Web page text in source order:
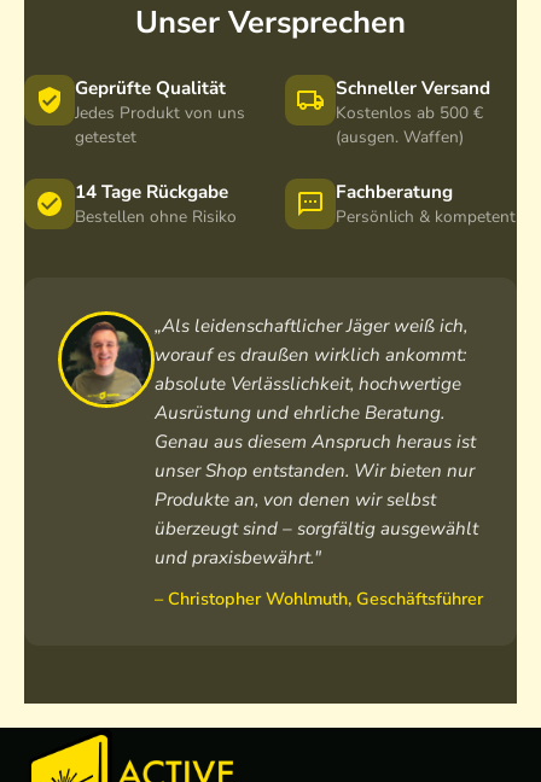
Unser Versprechen
Geprüfte Qualität
Jedes Produkt von uns
getestet
Schneller Versand
Kostenlos ab 500 €
(ausgen. Waffen)
14 Tage Rückgabe
Bestellen ohne Risiko
Fachberatung
Persönlich & kompetent
„Als leidenschaftlicher Jäger weiß ich,
worauf es draußen wirklich ankommt:
absolute Verlässlichkeit, hochwertige
Ausrüstung und ehrliche Beratung.
Genau aus diesem Anspruch heraus ist
unser Shop entstanden. Wir bieten nur
Produkte an, von denen wir selbst
überzeugt sind – sorgfältig ausgewählt
und praxisbewährt."
– Christopher Wohlmuth, Geschäftsführer